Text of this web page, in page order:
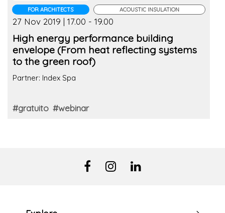
FOR ARCHITECTS ACOUSTIC INSULATION
27 Nov 2019 | 17.00 - 19.00
High energy performance building
envelope (From heat reflecting systems
to the green roof)
Partner: Index Spa
#gratuito #webinar